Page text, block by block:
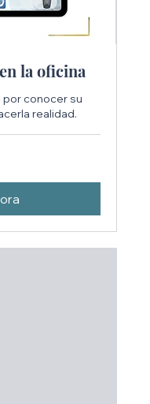
la oficina
conocer su
realidad.